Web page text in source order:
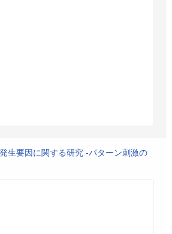
生要因に関する研究 -パターン刺激の